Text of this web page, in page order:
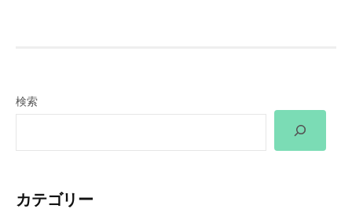
ー
シ
検索
カテゴリー